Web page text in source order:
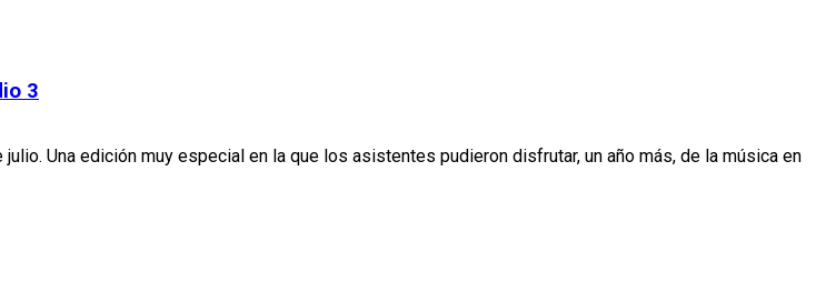
3
Una edición muy especial en la que los asistentes pudieron disfrutar, un año más, de la música en